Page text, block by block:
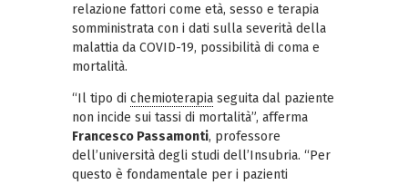
relazione fattori come età, sesso e terapia
somministrata con i dati sulla severità della
malattia da COVID-19, possibilità di coma e
mortalità.
“Il tipo di chemioterapia seguita dal paziente
non incide sui tassi di mortalità”, afferma
Francesco Passamonti, professore
dell’università degli studi dell’Insubria. “Per
questo è fondamentale per i pazienti